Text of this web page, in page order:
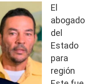
El
abogado
del
Estado
para
región